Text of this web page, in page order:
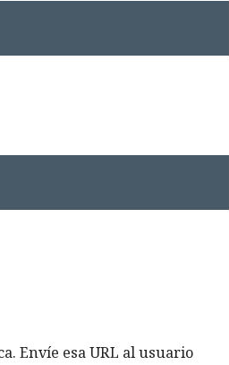
Envíe esa URL al usuario